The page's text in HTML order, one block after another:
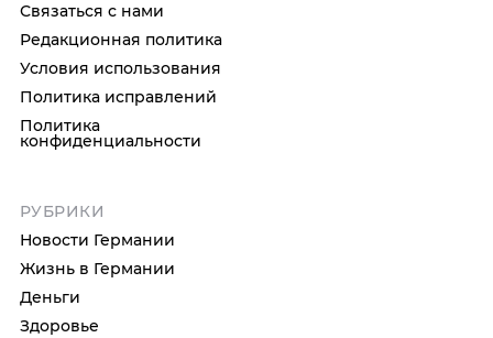
Связаться с нами
Редакционная политика
Условия использования
Политика исправлений
Политика
конфиденциальности
РУБРИКИ
Новости Германии
Жизнь в Германии
Деньги
Здоровье